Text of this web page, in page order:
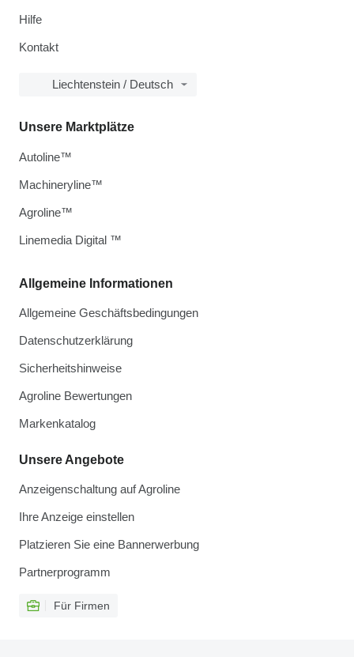
Hilfe
Kontakt
Liechtenstein / Deutsch
Allgemeine Informationen
Allgemeine Geschäftsbedingungen
Datenschutzerklärung
Sicherheitshinweise
Agroline Bewertungen
Markenkatalog
Unsere Angebote
Anzeigenschaltung auf Agroline
Ihre Anzeige einstellen
Platzieren Sie eine Bannerwerbung
Partnerprogramm
Für Firmen
Unsere Marktplätze
Autoline™
Machineryline™
Agroline™
Linemedia Digital ™